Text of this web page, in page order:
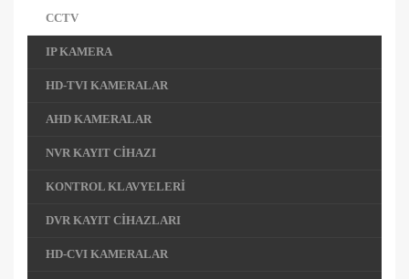
CCTV
IP KAMERA
HD-TVI KAMERALAR
AHD KAMERALAR
NVR KAYIT CİHAZI
KONTROL KLAVYELERİ
DVR KAYIT CİHAZLARI
HD-CVI KAMERALAR